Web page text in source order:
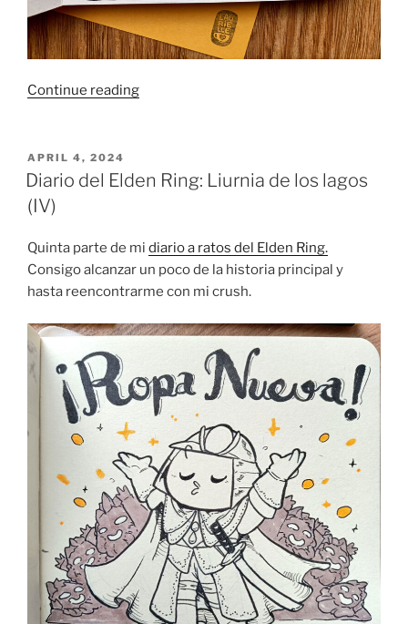
Continue reading“Diario
Siofra”
POSTED
ON
APRIL 4, 2024
Diario del Elden Ring: Liurnia de los lagos
(IV)
Quinta parte de mi diario a ratos del Elden Ring.
Consigo alcanzar un poco de la historia principal y
hasta reencontrarme con mi crush.